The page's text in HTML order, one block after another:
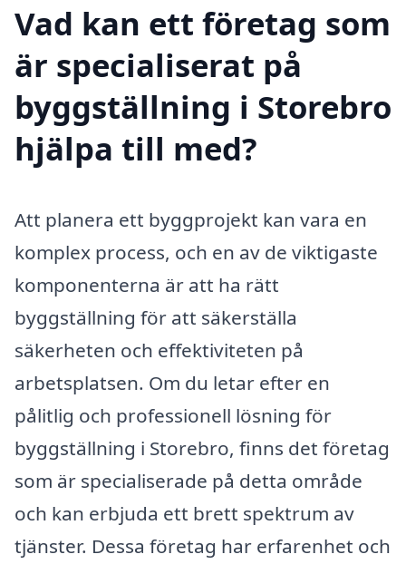
Vad kan ett företag som
är specialiserat på
byggställning i Storebro
hjälpa till med?
Att planera ett byggprojekt kan vara en
komplex process, och en av de viktigaste
komponenterna är att ha rätt
byggställning för att säkerställa
säkerheten och effektiviteten på
arbetsplatsen. Om du letar efter en
pålitlig och professionell lösning för
byggställning i Storebro, finns det företag
som är specialiserade på detta område
och kan erbjuda ett brett spektrum av
tjänster. Dessa företag har erfarenhet och